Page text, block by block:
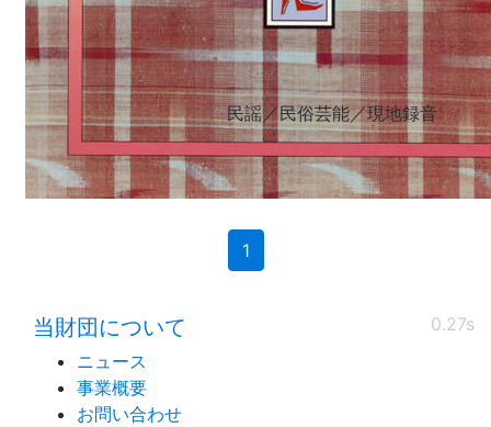
民謡／民俗芸能／現地録音
1(current)
0.27s
当財団について
ニュース
事業概要
お問い合わせ